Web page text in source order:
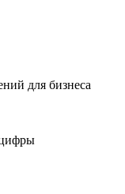
для бизнеса